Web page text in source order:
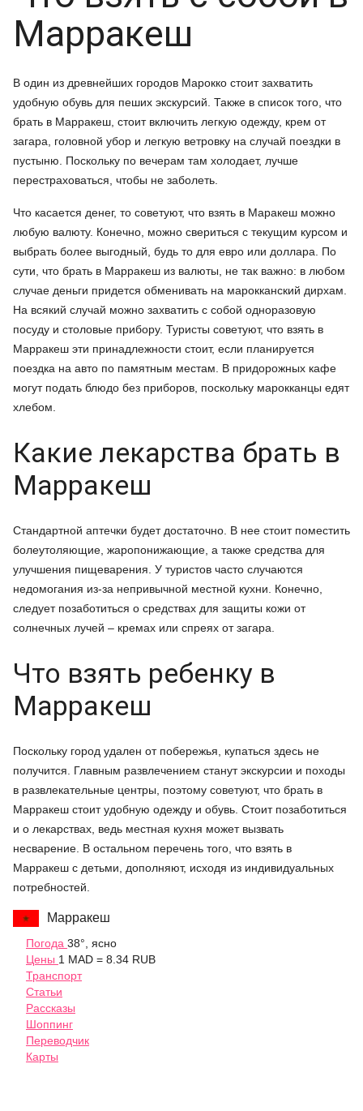
Марракеш
В один из древнейших городов Марокко стоит захватить
удобную обувь для пеших экскурсий. Также в список того, что
брать в Марракеш, стоит включить легкую одежду, крем от
загара, головной убор и легкую ветровку на случай поездки в
пустыню. Поскольку по вечерам там холодает, лучше
перестраховаться, чтобы не заболеть.
Что касается денег, то советуют, что взять в Маракеш можно
любую валюту. Конечно, можно свериться с текущим курсом и
выбрать более выгодный, будь то для евро или доллара. По
сути, что брать в Марракеш из валюты, не так важно: в любом
случае деньги придется обменивать на марокканский дирхам.
На всякий случай можно захватить с собой одноразовую
посуду и столовые прибору. Туристы советуют, что взять в
Марракеш эти принадлежности стоит, если планируется
поездка на авто по памятным местам. В придорожных кафе
могут подать блюдо без приборов, поскольку марокканцы едят
хлебом.
Какие лекарства брать в
Марракеш
Стандартной аптечки будет достаточно. В нее стоит поместить
болеутоляющие, жаропонижающие, а также средства для
улучшения пищеварения. У туристов часто случаются
недомогания из-за непривычной местной кухни. Конечно,
следует позаботиться о средствах для защиты кожи от
солнечных лучей – кремах или спреях от загара.
Что взять ребенку в
Марракеш
Поскольку город удален от побережья, купаться здесь не
получится. Главным развлечением станут экскурсии и походы
в развлекательные центры, поэтому советуют, что брать в
Марракеш стоит удобную одежду и обувь. Стоит позаботиться
и о лекарствах, ведь местная кухня может вызвать
несварение. В остальном перечень того, что взять в
Марракеш с детьми, дополняют, исходя из индивидуальных
потребностей.
Марракеш
Погода 38°, ясно
Цены 1 MAD = 8.34 RUB
Транспорт
Статьи
Рассказы
Шоппинг
Переводчик
Карты